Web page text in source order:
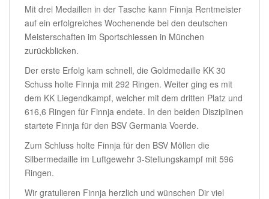
Mit drei Medaillen in der Tasche kann Finnja Rentmeister
auf ein erfolgreiches Wochenende bei den deutschen
Meisterschaften im Sportschiessen in München
zurückblicken.
Der erste Erfolg kam schnell, die Goldmedaille KK 30
Schuss holte Finnja mit 292 Ringen. Weiter ging es mit
dem KK Liegendkampf, welcher mit dem dritten Platz und
616,6 Ringen für Finnja endete. In den beiden Disziplinen
startete Finnja für den BSV Germania Voerde.
Zum Schluss holte Finnja für den BSV Möllen die
Silbermedaille im Luftgewehr 3-Stellungskampf mit 596
Ringen.
Wir gratulieren Finnja herzlich und wünschen Dir viel